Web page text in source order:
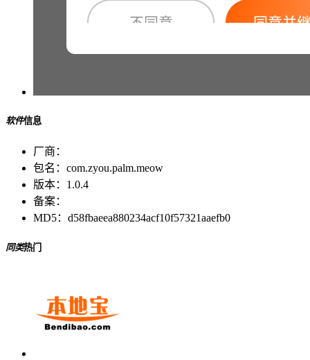
软件信息
厂商：
包名： com.zyou.palm.meow
版本： 1.0.4
备案：
MD5： d58fbaeea880234acf10f57321aaefb0
同类热门